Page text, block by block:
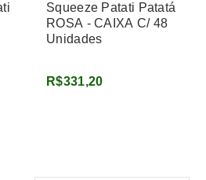
Squeeze Patati Patatá
ROSA - CAIXA C/ 48
Unidades
R$331,20